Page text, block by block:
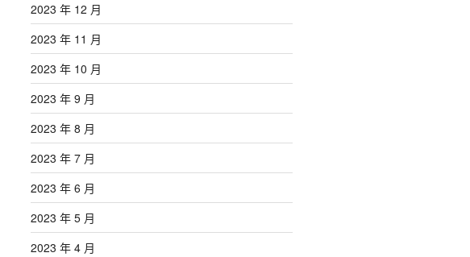
2023 年 12 月
2023 年 11 月
2023 年 10 月
2023 年 9 月
2023 年 8 月
2023 年 7 月
2023 年 6 月
2023 年 5 月
2023 年 4 月